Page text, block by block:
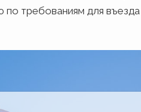
требованиям для въезда